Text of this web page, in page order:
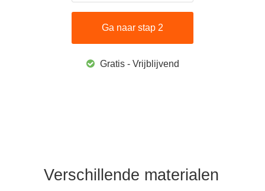
Gratis - Vrijblijvend
Verschillende materialen